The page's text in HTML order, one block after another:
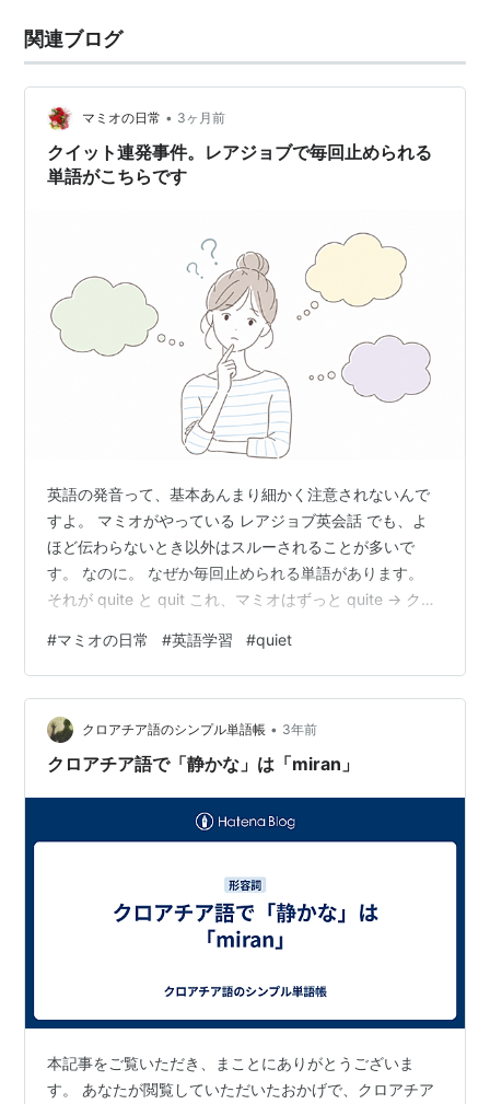
関連ブログ
マミオの日常 • 3ヶ月前
クイット連発事件。レアジョブで毎回止められる
単語がこちらです
英語の発音って、基本あんまり細かく注意されないんで
すよ。 マミオがやっている レアジョブ英会話 でも、よ
ほど伝わらないとき以外はスルーされることが多いで
す。 なのに。 なぜか毎回止められる単語があります。
それが quite と quit これ、マミオはずっと quite → クイ
すよ。 そら止められる。 先生もさすがに 「それは意味
変わるで」 っていう顔になります。 だってこれ、
quite（クワイト）＝かなりquit（クイット）＝やめる で
すからね。 「I’m quite tired（かなり疲れてる）」 って
言いたいのに 「I’m…
#マミオの日常 #英語学習 #quiet
クロアチア語のシンプル単語帳 • 3年前
クロアチア語で「静かな」は「miran」
本記事をご覧いただき、まことにありがとうございま
す。 あなたが閲覧していただいたおかげで、クロアチア